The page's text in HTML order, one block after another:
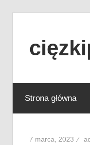
content
informacje
ze
świata
Strona główna
7 marca, 2023